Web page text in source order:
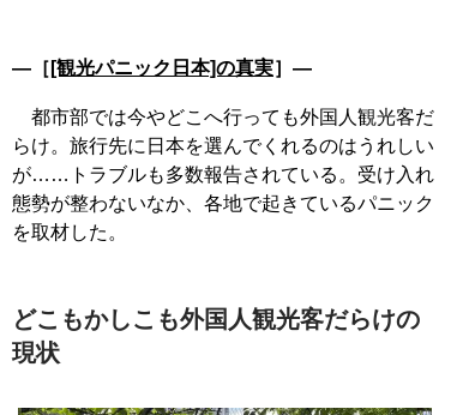
―［ [観光パニック日本]の真実］―
都市部では今やどこへ行っても外国人観光客だ
らけ。旅行先に日本を選んでくれるのはうれしい
が……トラブルも多数報告されている。受け入れ
態勢が整わないなか、各地で起きているパニック
を取材した。
どこもかしこも外国人観光客だらけの
現状